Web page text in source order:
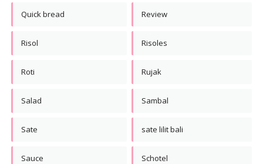
Quick bread Review
Risol Risoles
Roti Rujak
Salad Sambal
Sate sate lilit bali
Sauce Schotel